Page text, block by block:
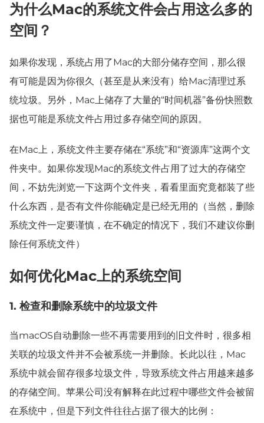
为什么Mac的系统文件会占用这么多的
空间？
如果你发现，系统占用了Mac的大部分储存空间，那么很
有可能是因为你很久（甚至是从来没有）给Mac清理过系
统垃圾。另外，Mac上储存了大量的“时间机器”备份快照数
据也可能是系统文件占用过多存储空间的原因。
在Mac上，系统文件主要存储在“系统”和“资源库”这两个文
件夹中。如果你发现Mac的系统文件占用了过大的存储空
间，不妨先浏览一下这两个文件夹，看看里面究竟都装了些
什么东西，是否有文件你能确定是已经无用的（当然，删除
系统文件一定要谨慎，在不确定的情况下，我们不建议你删
除任何系统文件）
如何优化Mac上的系统空间
1. 检查和删除系统中的垃圾文件
当macOS自动删除一些不再需要用到的旧文件时，很多相
关联的垃圾文件并不会被系统一并删除。长此以往，Mac
系统中就会留存很多垃圾文件，导致系统文件占用越来越多
的存储空间。苹果公司没有解释在此过程中哪些文件会被留
在系统中，但是下列文件往往占据了很大的比例：